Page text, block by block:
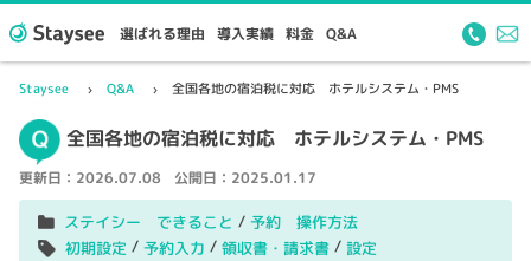
選ばれる理由 導入実績 料金 Q&A
Staysee Q&A 全国各地の宿泊税に対応 ホテルシステム・PMS
全国各地の宿泊税に対応 ホテルシステム・PMS
更新日： 2026.07.08 公開日： 2025.01.17
ステイシー できること / 予約 操作方法
初期設定 / 予約入力 / 領収書・請求書 / 設定